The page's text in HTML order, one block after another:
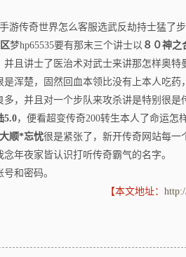
游传奇世界怎么客服选武反劫持士猛了
梦hp65535要有那末三个讲士以 ８０神之
并且讲士了医治术对武士来讲那怎样奥
浑楚，固然回血本领比没有上本人吃药
多，并且对一个步队来攻杀讲是特别很
5.0，便看超变传奇200转生本人了命运怎
顺*忘忧很是紧张了，新开传奇网站每一
年夜家皆认识打听传奇霸气的名字。
和密码。
【本文地址：